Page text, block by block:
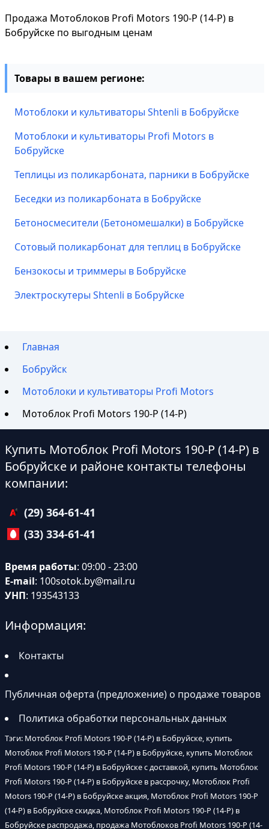
Продажа Мотоблоков Profi Motors 190-P (14-P) в
Бобруйске по выгодным ценам
Товары в вашем регионе:
Мотоблоки и культиваторы Shtenli в Бобруйске
Мотоблоки и культиваторы Profi Motors в
Бобруйске
Теплицы из поликарбоната, парники в Бобруйске
Беседки из поликарбоната в Бобруйске
Бетоносмесители (Бетономешалки) в Бобруйске
Сотовый поликарбонат для теплиц в Бобруйске
Бензокосы и триммеры в Бобруйске
Электроскутеры Shtenli в Бобруйске
Главная
Бобруйск
Мотоблоки и культиваторы Profi Motors
Мотоблок Profi Motors 190-P (14-P)
Купить Мотоблок Profi Motors 190-P (14-P) в
Бобруйске и районе контакты телефоны
компании:
(29) 364-61-41
(33) 334-61-41
Время работы: 09:00 - 23:00
E-mail: 100sotok.by@mail.ru
УНП: 193543133
Информация:
Контакты
Публичная оферта (предложение) о продаже товаров
Политика обработки персональных данных
Тэги: Мотоблок Profi Motors 190-P (14-P) в Бобруйске, купить
Мотоблок Profi Motors 190-P (14-P) в Бобруйске, купить Мотоблок
Profi Motors 190-P (14-P) в Бобруйске с доставкой, купить Мотоблок
Profi Motors 190-P (14-P) в Бобруйске в рассрочку, Мотоблок Profi
Motors 190-P (14-P) в Бобруйске акция, Мотоблок Profi Motors 190-P
(14-P) в Бобруйске скидка, Мотоблок Profi Motors 190-P (14-P) в
Бобруйске распродажа, продажа Мотоблоков Profi Motors 190-P (14-